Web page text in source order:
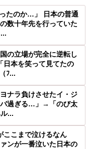
たのか…」 日本の普通
数十年先を行っていた
の立場が完全に逆転し
本を笑って見てたの
ﾌ...
ナラ負けさせたイ・ジ
バ過ぎる…」→「のび太
...
ここまで泣けるなん
ンが一番泣いた日本の